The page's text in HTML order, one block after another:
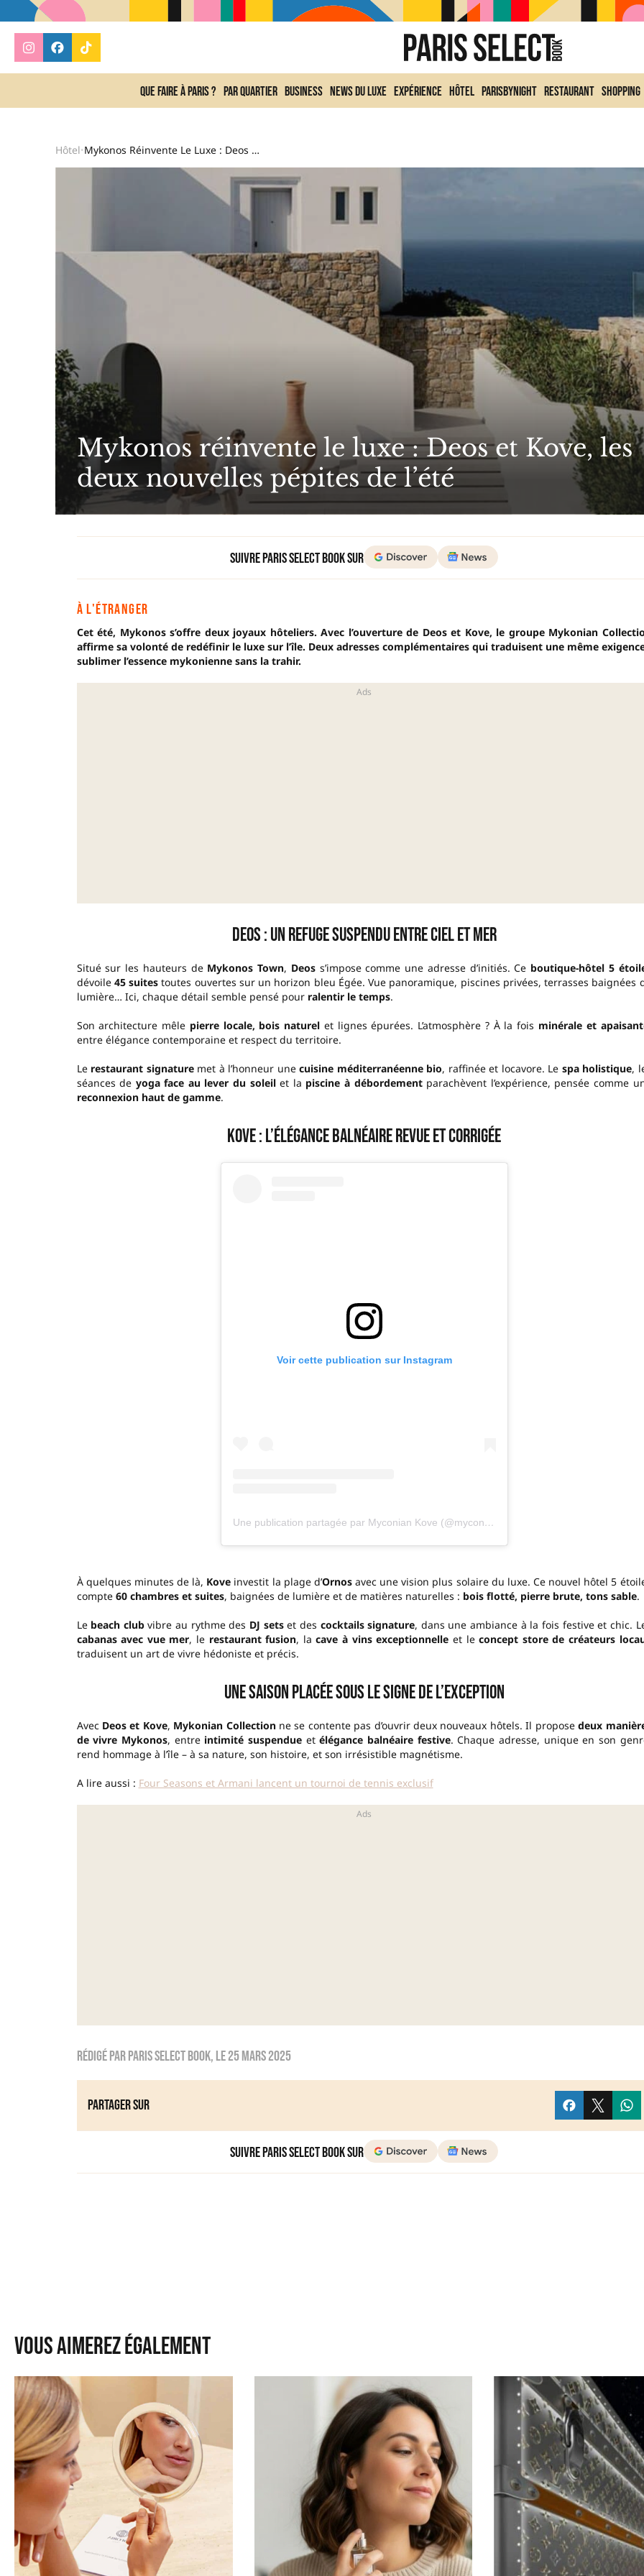
Que faire à Paris ? Par quartier Business News du Luxe Expérience Hôtel ParisByNight Restaurant Shopping
Hôtel• Mykonos Réinvente Le Luxe : Deos Et Kove, Les Deux Nouvelles Pépites De L’été
Mykonos réinvente le luxe : Deos et Kove, les
deux nouvelles pépites de l’été
Suivre Paris Select Book sur
À L'ÉTRANGER
Cet été, Mykonos s’offre deux joyaux hôteliers. Avec l’ouverture de Deos et Kove, le groupe Mykonian
affirme sa volonté de redéfinir le luxe sur l’île. Deux adresses complémentaires qui traduisent une même
sublimer l’essence mykonienne sans la trahir.
Deos : un refuge suspendu entre ciel et mer
Situé sur les hauteurs de Mykonos Town, Deoss’impose comme une adresse d’initiés. Ce boutique-hôtel 5
dévoile 45 suites toutes ouvertes sur un horizon bleu Égée. Vue panoramique, piscines privées, terrasses baignées
lumière… Ici, chaque détail semble pensé pour ralentir le temps.
Son architecture mêle pierre locale, bois naturel et lignes épurées. L’atmosphère ? À la fois minérale et
entre élégance contemporaine et respect du territoire.
Le restaurant signaturemet à l’honneur une cuisine méditerranéenne bio, raffinée et locavore. Le spa holistique,
séances de yoga face au lever du soleilet la piscine à débordementparachèvent l’expérience, pensée comme
reconnexion haut de gamme.
Kove : l’élégance balnéaire revue et corrigée
Voir cette publication sur Instagram
Une publication partagée par Myconian Kove (@myconiankove)
À quelques minutes de là, Kove investit la plage d’Ornosavec une vision plus solaire du luxe. Ce nouvel hôtel 5
compte 60 chambres et suites, baignées de lumière et de matières naturelles : bois flotté, pierre brute, tons sable.
Le beach clubvibre au rythme des DJ setset des cocktails signature, dans une ambiance à la fois festive et chic.
cabanas avec vue mer, le restaurant fusion, lacave à vins exceptionnelle et leconcept store de créateurs
traduisent un art de vivre hédoniste et précis.
Une saison placée sous le signe de l’exception
Avec Deos et Kove, Mykonian Collectionne se contente pas d’ouvrir deux nouveaux hôtels. Il proposedeux
de vivre Mykonos, entre intimité suspendueetélégance balnéaire festive. Chaque adresse, unique en son
rend hommage à l’île – à sa nature, son histoire, et son irrésistible magnétisme.
A lire aussi : Four Seasons et Armani lancent un tournoi de tennis exclusif
Rédigé parParis Select Book, le25 mars 2025
Partager sur
Suivre Paris Select Book sur
Vous aimerez également